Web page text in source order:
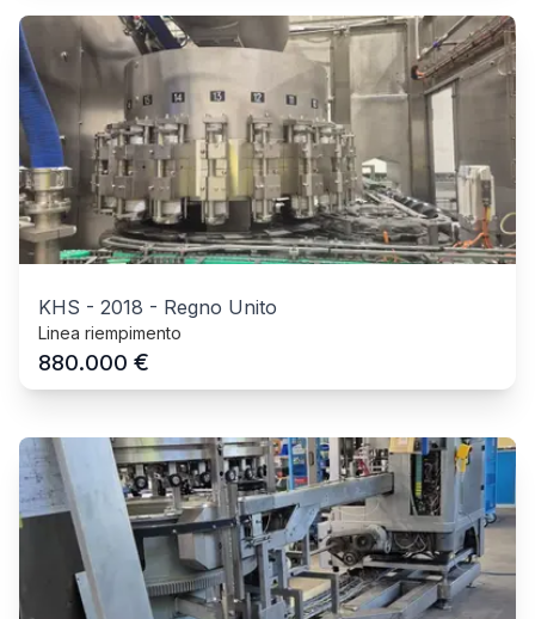
KHS - 2018 - Regno Unito
Linea riempimento
880.000 €